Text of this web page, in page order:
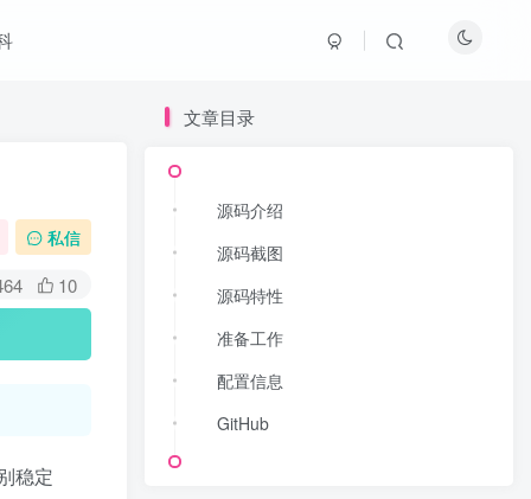
私信
10
稳定
文章目录
源码介绍
源码截图
源码特性
准备工作
配置信息
GitHub
文章目录
源码介绍
源码截图
源码特性
准备工作
配置信息
GitHub